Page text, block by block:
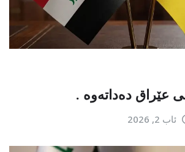
عێراق دەداتەوە .
ئاب 2, 2026